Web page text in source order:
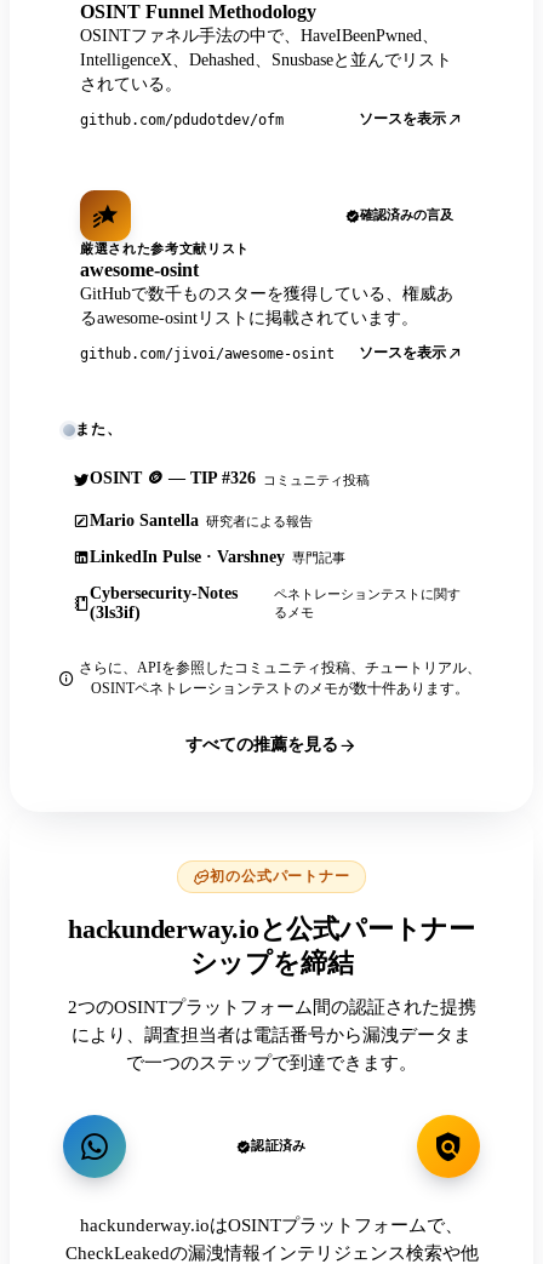
OSINT Funnel Methodology
OSINTファネル手法の中で、HaveIBeenPwned、
IntelligenceX、Dehashed、Snusbaseと並んでリスト
されている。
github.com/pdudotdev/ofm ソースを表示
確認済みの言及
厳選された参考文献リスト
awesome-osint
GitHubで数千ものスターを獲得している、権威あ
るawesome-osintリストに掲載されています。
github.com/jivoi/awesome-osint ソースを表示
また、
OSINT 🪙 — TIP #326 コミュニティ投稿
Mario Santella 研究者による報告
LinkedIn Pulse · Varshney 専門記事
Cybersecurity-Notes
(3ls3if)
ペネトレーションテストに関す
るメモ
さらに、APIを参照したコミュニティ投稿、チュートリアル、
OSINTペネトレーションテストのメモが数十件あります。
すべての推薦を見る
初の公式パートナー
hackunderway.ioと公式パートナー
シップを締結
2つのOSINTプラットフォーム間の認証された提携
により、調査担当者は電話番号から漏洩データま
で一つのステップで到達できます。
認証済み
hackunderway.ioはOSINTプラットフォームで、
CheckLeakedの漏洩情報インテリジェンス検索や他